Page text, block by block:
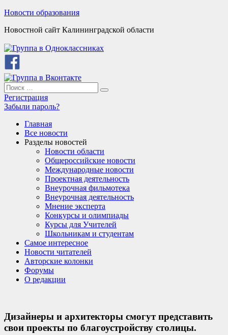
Skip
content
Новости образования
Новостной сайт Калининградской области
Search
for:
Search
Регистрация
Забыли пароль?
Главная
Все новости
Разделы новостей
Новости области
Общероссийские новости
Международные новости
Проектная деятельность
Внеурочная фильмотека
Внеурочная деятельность
Мнение эксперта
Конкурсы и олимпиады
Курсы для Учителей
Школьникам и студентам
Самое интересное
Новости читателей
Авторские колонки
Форумы
О редакции
Дизайнеры и архитекторы смогут представить
свои проекты по благоустройству столицы.